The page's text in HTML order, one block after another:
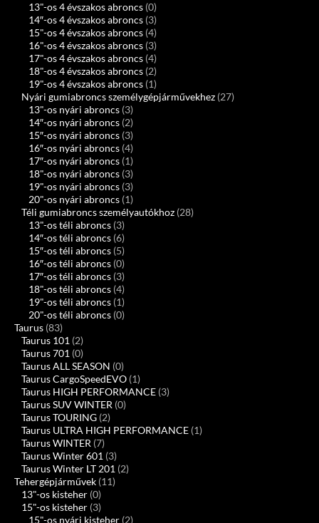
13"-os 4 évszakos abroncs (0)
14″-os 4 évszakos abroncs (3)
15"-os 4 évszakos abroncs (4)
16"-os 4 évszakos abroncs (3)
17"-os 4 évszakos abroncs (4)
18"-os 4 évszakos abroncs (2)
19"-os 4 évszakos abroncs (1)
Nyári gumiabroncs személygépjárművekhez (27)
13"-os nyári abroncs (3)
14″-os nyári abroncs (2)
15″-os nyári abroncs (3)
16″-os nyári abroncs (4)
17″-os nyári abroncs (1)
18"-os nyári abroncs (3)
19"-os nyári abroncs (3)
20"-os nyári abroncs (1)
Téli gumiabroncs személyautókhoz (28)
13"-os téli abroncs (3)
14″-os téli abroncs (6)
15″-os téli abroncs (5)
16″-os téli abroncs (0)
17″-os téli abroncs (3)
18"-os téli abroncs (4)
19"-os téli abroncs (1)
20"-os téli abroncs (0)
Taurus (83)
Taurus 101 (2)
Taurus 701 (0)
Taurus ALL SEASON (0)
Taurus CargoSpeedEVO (1)
Taurus HIGH PERFORMANCE (3)
Taurus SUV WINTER (0)
Taurus TOURING (2)
Taurus ULTRA HIGH PERFORMANCE (1)
Taurus WINTER (7)
Taurus Winter 601 (3)
Taurus Winter LT 201 (2)
Tehergépjárművek (11)
13"-os kisteher (0)
15"-os kisteher (3)
15"-os nyári kisteher (2)